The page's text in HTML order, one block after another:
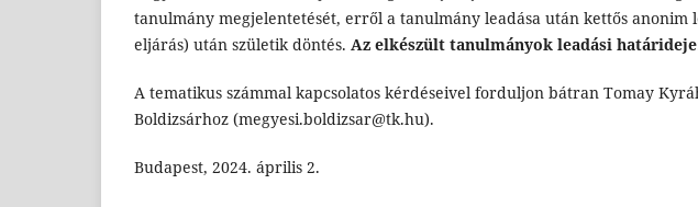
tanulmány megjelentetését, erről a tanulmány leadása után kettős anonim
eljárás) után születik döntés. Az elkészült tanulmányok leadási
A tematikus számmal kapcsolatos kérdéseivel forduljon bátran Tomay
Boldizsárhoz (megyesi.boldizsar@tk.hu).
Budapest, 2024. április 2.